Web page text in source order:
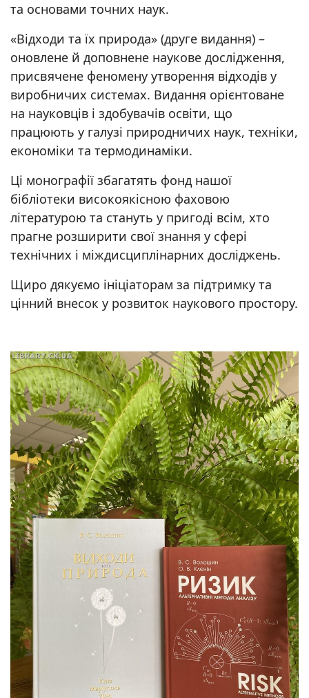
та основами точних наук.
«Відходи та їх природа» (друге видання) –
оновлене й доповнене наукове дослідження,
присвячене феномену утворення відходів у
виробничих системах. Видання орієнтоване
на науковців і здобувачів освіти, що
працюють у галузі природничих наук, техніки,
економіки та термодинаміки.
Ці монографії збагатять фонд нашої
бібліотеки високоякісною фаховою
літературою та стануть у пригоді всім, хто
прагне розширити свої знання у сфері
технічних і міждисциплінарних досліджень.
Щиро дякуємо ініціаторам за підтримку та
цінний внесок у розвиток наукового простору.